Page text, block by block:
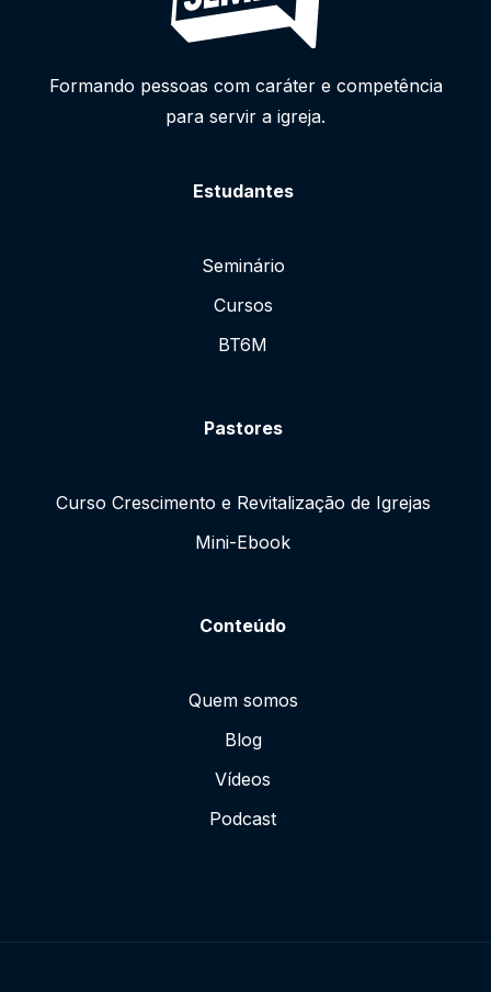
Formando pessoas com caráter e competência
para servir a igreja.
Estudantes
Seminário
Cursos
BT6M
Pastores
Curso Crescimento e Revitalização de Igrejas
Mini-Ebook
Conteúdo
Quem somos
Blog
Vídeos
Podcast